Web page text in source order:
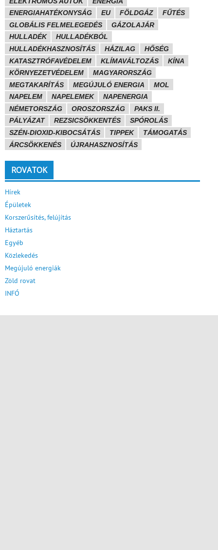
ENERGIAHATÉKONYSÁG
EU FÖLDGÁZ
FŰTÉS
GLOBÁLIS FELMELEGEDÉS
GÁZOLAJÁR
HULLADÉK
HULLADÉKBÓL
HULLADÉKHASZNOSÍTÁS
HÁZILAG
HŐSÉG
KATASZTRÓFAVÉDELEM
KLÍMAVÁLTOZÁS
KÍNA
KÖRNYEZETVÉDELEM
MAGYARORSZÁG
MEGTAKARÍTÁS
MEGÚJULÓ ENERGIA
MOL
NAPELEM
NAPELEMEK
NAPENERGIA
NÉMETORSZÁG
OROSZORSZÁG
PAKS II.
PÁLYÁZAT
REZSICSÖKKENTÉS
SPÓROLÁS
SZÉN-DIOXID-KIBOCSÁTÁS
TIPPEK
TÁMOGATÁS
ÁRCSÖKKENÉS
ÚJRAHASZNOSÍTÁS
ROVATOK
Hírek
Épületek
Korszerűsítés, felújítás
Háztartás
Egyéb
Közlekedés
Megújuló energiák
Zöld rovat
INFÓ